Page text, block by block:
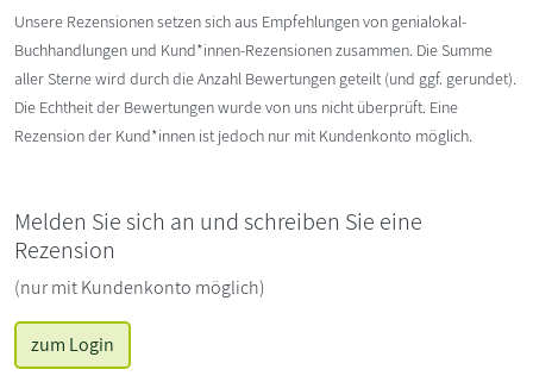
Unsere Rezensionen setzen sich aus Empfehlungen von genialokal-
Buchhandlungen und Kund*innen-Rezensionen zusammen. Die Summe
aller Sterne wird durch die Anzahl Bewertungen geteilt (und ggf. gerundet).
Die Echtheit der Bewertungen wurde von uns nicht überprüft. Eine
Rezension der Kund*innen ist jedoch nur mit Kundenkonto möglich.
Melden Sie sich an und schreiben Sie eine
Rezension
(nur mit Kundenkonto möglich)
zum Login